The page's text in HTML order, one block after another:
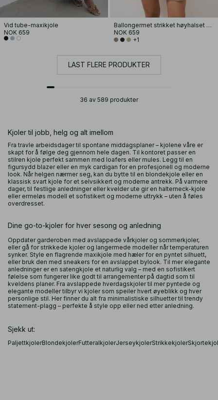
Vid tube-maxikjole
NOK 659
Ballongermet strikket høyhalset kjole
NOK 659
+1
LAST FLERE PRODUKTER
36 av 589 produkter
Kjoler til jobb, helg og alt imellom
Fra travle arbeidsdager til spontane middagsplaner – kjolene våre er
skapt for å følge deg gjennom hele dagen. Til kontoret passer en
stilren kjole perfekt sammen med loafers eller mules. Legg til en
figursydd blazer eller en myk cardigan for en profesjonell og moderne
look. Når helgen nærmer seg, kan du bytte til en blondekjole eller en
klassisk svart kjole for et selvsikkert og moderne antrekk. På varmere
dager, til festlige anledninger eller kvelder ute gir en halterneck-kjole
eller ermeløs modell et sofistikert og moderne uttrykk – uten å føles
overdresset.
Dine go-to-kjoler for hver sesong og anledning
Oppdater garderoben med avslappede vårkjoler og sommerkjoler,
eller gå for strikkede kjoler og langermede modeller når temperaturen
synker. Style en flagrende maxikjole med hæler for en pyntet silhuett,
eller bruk den med sneakers for en avslappet bylook. Til mer elegante
anledninger er en satengkjole et naturlig valg – med en sofistikert
følelse som fungerer like godt til arrangementer på dagtid som til
kveldens planer. Fra avslappede hverdagskjoler til mer pyntede og
elegante modeller tilbyr vi kjoler som speiler hvert øyeblikk og hver
personlige stil. Her finner du alt fra minimalistiske silhuetter til trendy
statement-plagg – perfekte å style opp eller ned etter anledning.
Sjekk ut:
PaljettkjolerBlondekjolerFutteralkjolerJerseykjolerStrikkekjoler